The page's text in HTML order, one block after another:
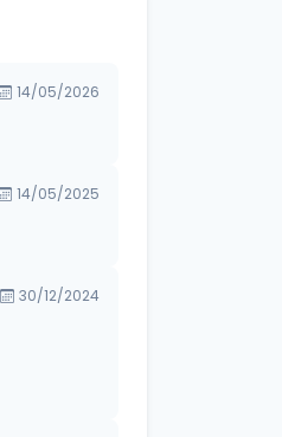
14/05/2026
14/05/2025
30/12/2024